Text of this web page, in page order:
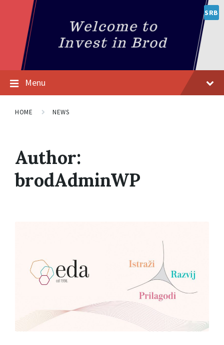
SRB
Menu
HOME NEWS
Author:
brodAdminWP